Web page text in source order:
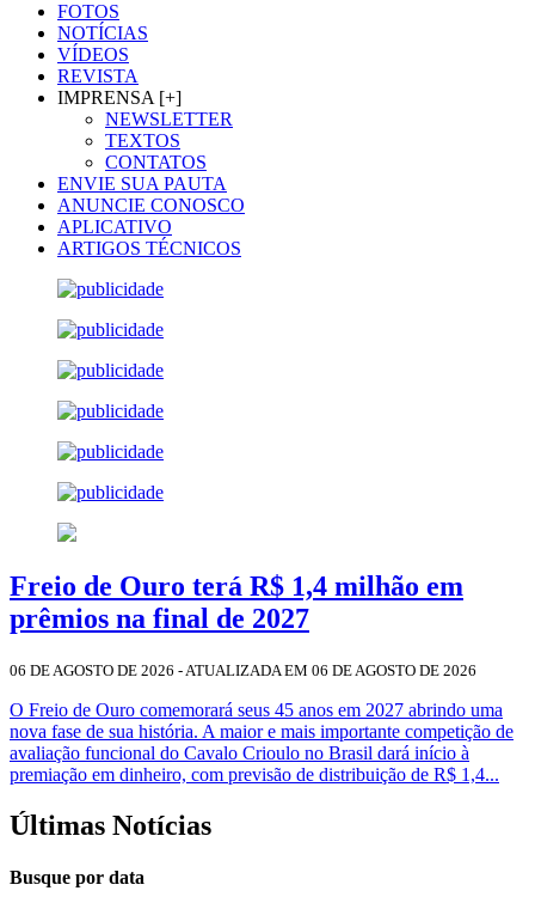
FOTOS
NOTÍCIAS
VÍDEOS
REVISTA
IMPRENSA [+]
NEWSLETTER
TEXTOS
CONTATOS
ENVIE SUA PAUTA
ANUNCIE CONOSCO
APLICATIVO
ARTIGOS TÉCNICOS
Freio de Ouro terá R$ 1,4 milhão em
prêmios na final de 2027
06 DE AGOSTO DE 2026 - ATUALIZADA EM 06 DE AGOSTO DE 2026
O Freio de Ouro comemorará seus 45 anos em 2027 abrindo uma
nova fase de sua história. A maior e mais importante competição de
avaliação funcional do Cavalo Crioulo no Brasil dará início à
premiação em dinheiro, com previsão de distribuição de R$ 1,4...
Últimas Notícias
Busque por data